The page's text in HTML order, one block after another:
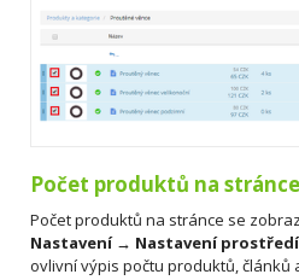
Počet produktů na stránce
Počet produktů na stránce se
Nastavení → Nastavení
ovlivní výpis počtu produktů, článků